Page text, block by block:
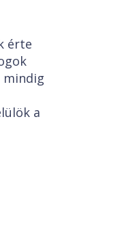
érte
mindig
a